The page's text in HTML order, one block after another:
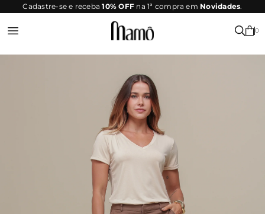
SITE
SEGURO
Cadastre-se e receba10% OFF na 1ª compra em Novidades.
0